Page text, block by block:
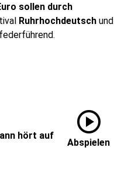
sollen durch
Ruhrhochdeutsch und
hört auf
play_circle
Abspielen